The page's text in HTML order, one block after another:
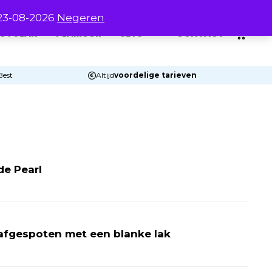
08-2026 Negeren
PLAMUUR SETS CONTACT
Altijdvoordelige tarieven
Pearl
met een blanke lak